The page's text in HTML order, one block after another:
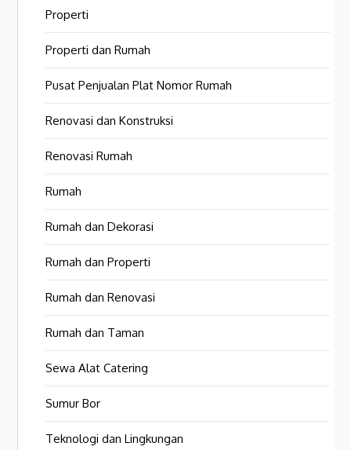
Properti
Properti dan Rumah
Pusat Penjualan Plat Nomor Rumah
Renovasi dan Konstruksi
Renovasi Rumah
Rumah
Rumah dan Dekorasi
Rumah dan Properti
Rumah dan Renovasi
Rumah dan Taman
Sewa Alat Catering
Sumur Bor
Teknologi dan Lingkungan